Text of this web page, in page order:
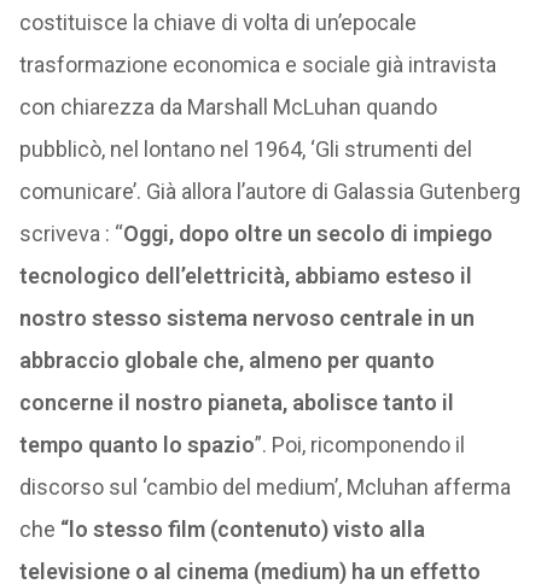
costituisce la chiave di volta di un’epocale
trasformazione economica e sociale già intravista
con chiarezza da Marshall McLuhan quando
pubblicò, nel lontano nel 1964, ‘Gli strumenti del
comunicare’. Già allora l’autore di Galassia Gutenberg
scriveva : “Oggi, dopo oltre un secolo di impiego
tecnologico dell’elettricità, abbiamo esteso il
nostro stesso sistema nervoso centrale in un
abbraccio globale che, almeno per quanto
concerne il nostro pianeta, abolisce tanto il
tempo quanto lo spazio”. Poi, ricomponendo il
discorso sul ‘cambio del medium’, Mcluhan afferma
che “lo stesso film (contenuto) visto alla
televisione o al cinema (medium) ha un effetto